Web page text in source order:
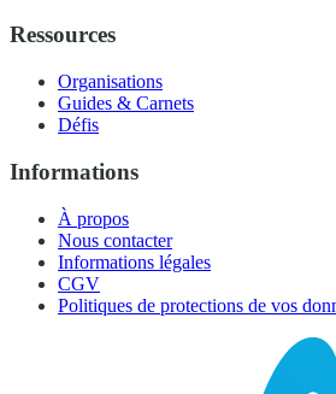
Ressources
Organisations
Guides & Carnets
Défis
Informations
À propos
Nous contacter
Informations légales
CGV
Politiques de protections de vos